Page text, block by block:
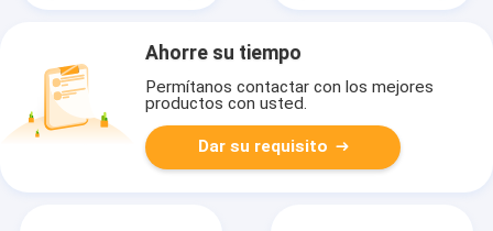
Ahorre su tiempo
Permítanos contactar con los mejores
productos con usted.
Dar su requisito